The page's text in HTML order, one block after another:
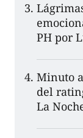
PH por
Minuto
del
La